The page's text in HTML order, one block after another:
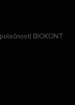
BIOKONT